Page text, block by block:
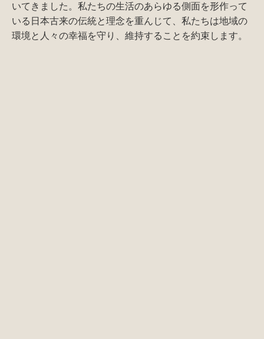
いてきました。私たちの生活のあらゆる側面を形作って
いる日本古来の伝統と理念を重んじて、私たちは地域の
環境と人々の幸福を守り、維持することを約束します。